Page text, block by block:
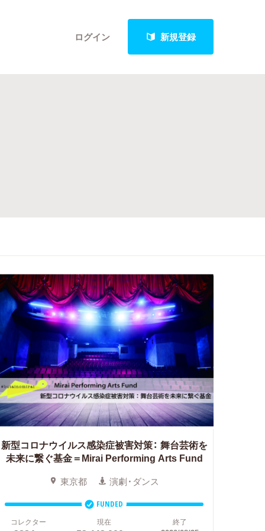
ログイン 新規登録
新型コロナウイルス感染症被害対策： 舞台芸術を
未来に繋ぐ基金＝Mirai Performing Arts Fund
東京都 演劇・ダンス
FUNDED
コレクター
現在 終了